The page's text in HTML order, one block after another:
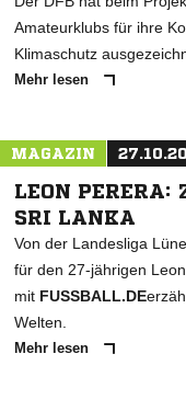
Amateurklubs für ihre
Klimaschutz
Mehr lesen
MAGAZIN
LEON PERERA:
SRI LANKA
Von der Landesliga
für den 27-jährigen
mit FUSSBALL.DE
Welten.
Mehr lesen